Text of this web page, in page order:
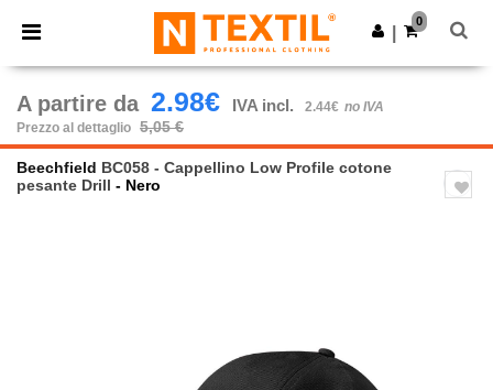
× App Ntextil
Prezzi migliori sull'app!
Scarica app
0
A partire da 2.98€ IVA incl. 2.44€ no IVA
Prezzo al dettaglio 5,05 €
Beechfield BC058 - Cappellino Low Profile cotone
pesante Drill - Nero